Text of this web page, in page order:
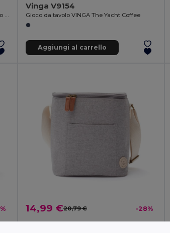
Cappellino VINGA Baltimore in PET riciclato AWARE™
Vinga V9154
Gioco da tavolo VINGA The Yacht Coffee
Aggiungi al carrello
14,99 €20,79 € -28%